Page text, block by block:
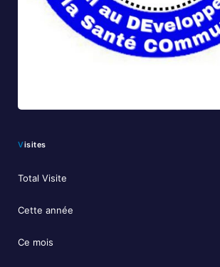
Visites
Total Visite
Cette année
Ce mois